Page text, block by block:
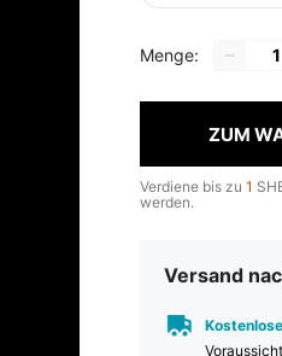
Menge:
ZUM
Verdiene bis zu 1
werden.
Versand